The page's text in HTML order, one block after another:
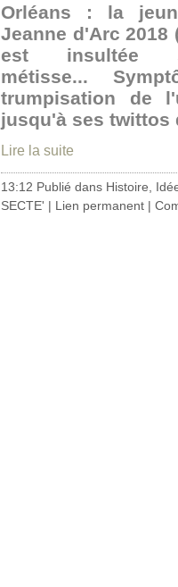
Orléans : la
Jeanne d'Arc
est insultée
métisse...
trumpisation de
jusqu'à ses twittos
Lire la suite
13:12 Publié dans Histoire
SECTE' | Lien permanent |